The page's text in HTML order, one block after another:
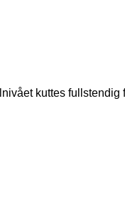
kuttes fullstendig